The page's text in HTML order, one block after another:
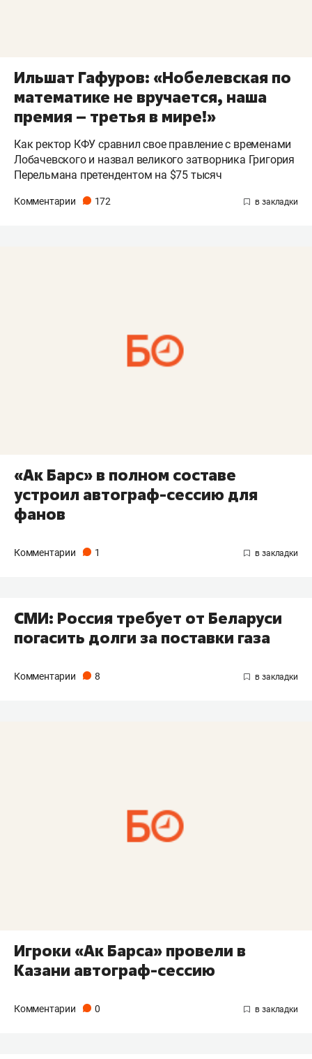
Ильшат Гафуров: «Нобелевская по
математике не вручается, наша
премия – третья в мире!»
Как ректор КФУ сравнил свое правление с временами
Лобачевского и назвал великого затворника Григория
Перельмана претендентом на $75 тысяч
Комментарии 172
«Ак Барс» в полном составе
устроил автограф-сессию для
фанов
Комментарии 1
СМИ: Россия требует от Беларуси
погасить долги за поставки газа
Комментарии 8
Игроки «Ак Барса» провели в
Казани автограф-сессию
Комментарии 0